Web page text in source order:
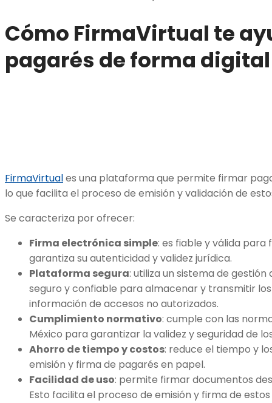
Cómo FirmaVirtual te
pagarés de forma digital
FirmaVirtuales una plataforma que permite firmar
lo que facilita el proceso de emisión y validación de
Se caracteriza por ofrecer:
Firma electrónica simple: es fiable y válida para
garantiza su autenticidad y validez jurídica.
Plataforma segura: utiliza un sistema de
seguro y confiable para almacenar y transmitir
información de accesos no autorizados.
Cumplimiento normativo: cumple con las
México para garantizar la validez y seguridad de
Ahorro de tiempo y costos: reduce el tiempo y
emisión y firma de pagarés en papel.
Facilidad de uso: permite firmar documentos
Esto facilita el proceso de emisión y firma de